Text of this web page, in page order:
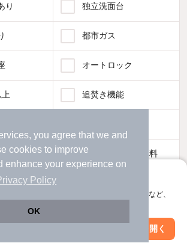
you agree that we and
cookies to improve
enhance your experience on
Policy
OK
替えて、サクサクお部屋探し
ですぐ使える。マップ検索やお気に入り保存など、
アプリを開く
り 独立洗面台
都市ガス
オートロック
上 追焚き機能
インターネット無料
絞り込み条件を変更